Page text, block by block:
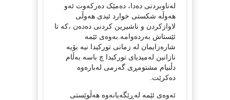
لەناوبردنی دەدا، دەمێک دەرکەوت ئەو
هەوڵە شکستی خوارد ئیدی هەوڵی
لاوازکردن و ناشیرین کردنی دەدەن ،کە تا
ئێستاش بەردەوامە.بەوەی ئێمە
شارەزایمان لە زمانی تورکیدا نیە بۆیە
نازانین لەمیدیای تورکیدا چ باسە بەڵام
دڵنیام مشتومڕی گەرمی لەبارەوە
دەکرێت.
ئەوەی ئێمە لەڕێگەیانەوە هەڵوێستی